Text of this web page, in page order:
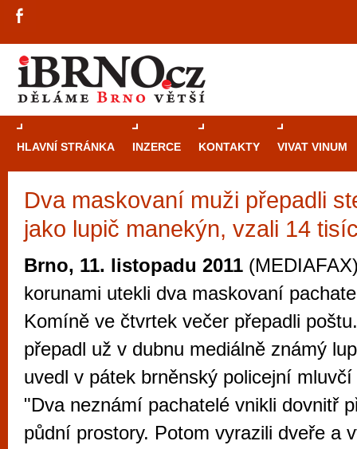
HLAVNÍ STRÁNKA INZERCE KONTAKTY VIVAT VINUM
Dva maskovaní muži přepadli
jako lupič manekýn, vzali 14
Brno, 11. listopadu 2011
korunami utekli dva maskovaní
Komíně ve čtvrtek večer přepadli
přepadl už v dubnu mediálně známý
uvedl v pátek brněnský policejní
"Dva neznámí pachatelé vnikli dovnitř
půdní prostory. Potom vyrazili dveře a
Průvodce
Brně: Od
Brno je
zajímavé
restaurace,
Mimo jiné je ale také místem, kde si
vyzkoušet různé kasinové hry. V
metropoli naleznete širokou nabídku her
po moderní automaty jak pro pravidelné
příležitostné hráče. V...